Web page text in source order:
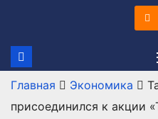
содержимому
Главная Экономика
присоединился к акции